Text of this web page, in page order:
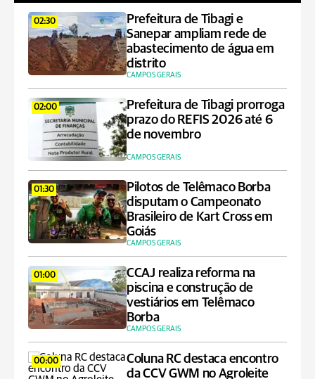
02:30
Prefeitura de Tibagi e
Sanepar ampliam rede de
abastecimento de água em
distrito
CAMPOS GERAIS
02:00
Prefeitura de Tibagi prorroga
prazo do REFIS 2026 até 6
de novembro
CAMPOS GERAIS
01:30
Pilotos de Telêmaco Borba
disputam o Campeonato
Brasileiro de Kart Cross em
Goiás
CAMPOS GERAIS
01:00
CCAJ realiza reforma na
piscina e construção de
vestiários em Telêmaco
Borba
CAMPOS GERAIS
00:00
Coluna RC destaca encontro
da CCV GWM no Agroleite